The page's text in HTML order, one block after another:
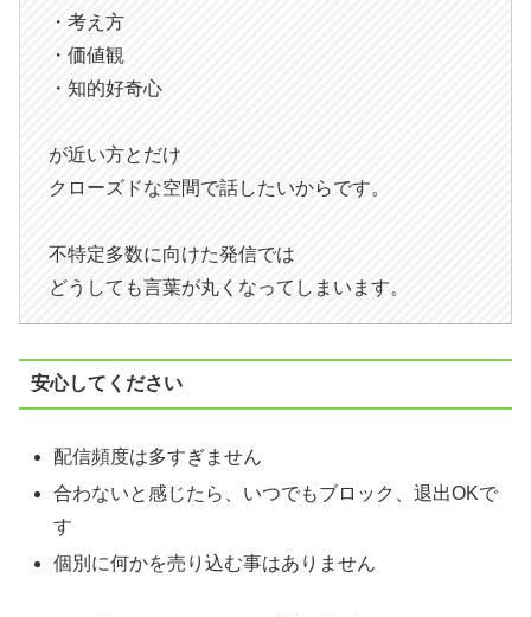
・考え方
・価値観
・知的好奇心
が近い方とだけ
クローズドな空間で話したいからです。
不特定多数に向けた発信では
どうしても言葉が丸くなってしまいます。
安心してください
配信頻度は多すぎません
合わないと感じたら、いつでもブロック、退出OKで
す
個別に何かを売り込む事はありません